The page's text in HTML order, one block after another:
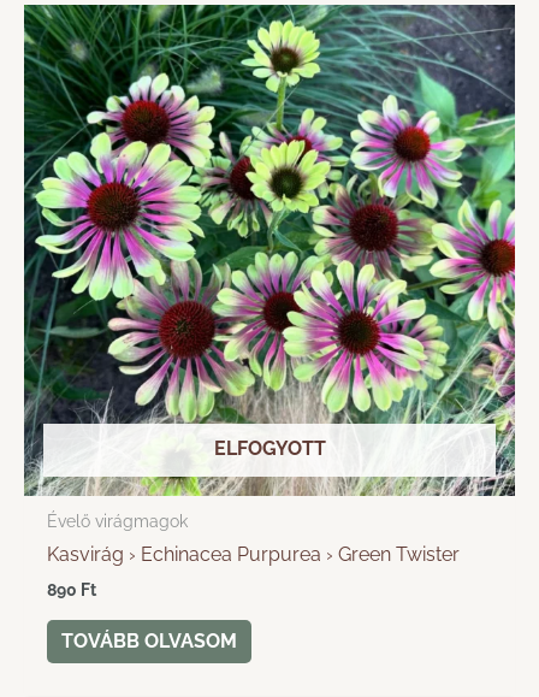
ELFOGYOTT
Évelő virágmagok
Kasvirág › Echinacea Purpurea › Green Twister
890 Ft
TOVÁBB OLVASOM